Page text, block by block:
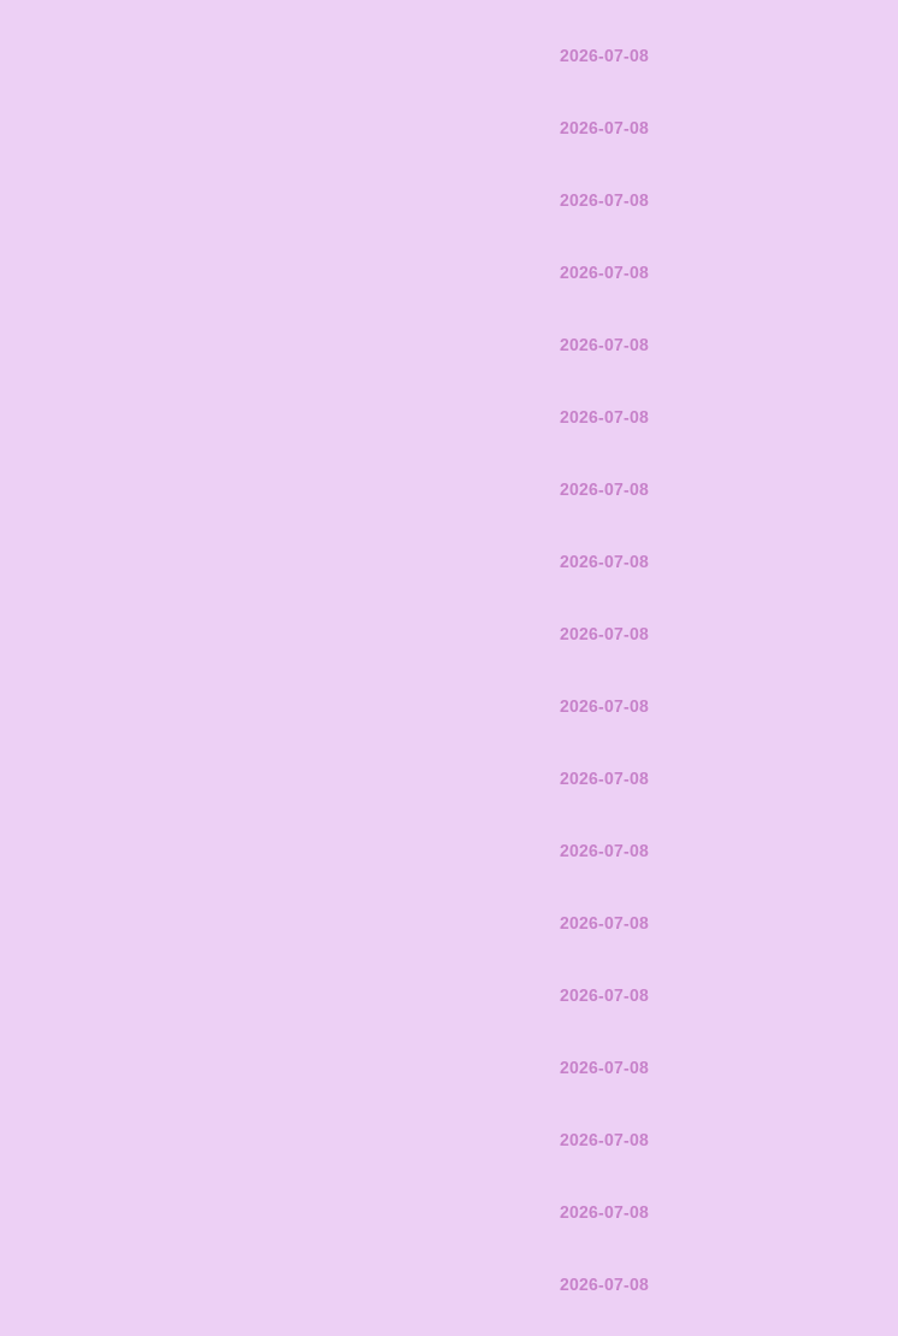
2026-07-08
2026-07-08
2026-07-08
2026-07-08
2026-07-08
2026-07-08
2026-07-08
2026-07-08
2026-07-08
2026-07-08
2026-07-08
2026-07-08
2026-07-08
2026-07-08
2026-07-08
2026-07-08
2026-07-08
2026-07-08